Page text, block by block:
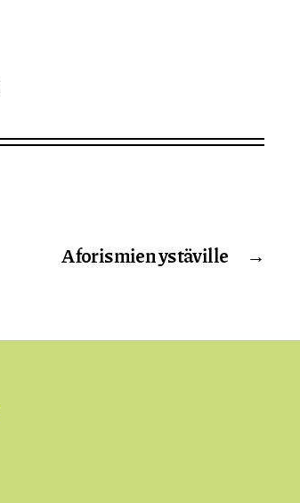
→
Aforismien ystäville